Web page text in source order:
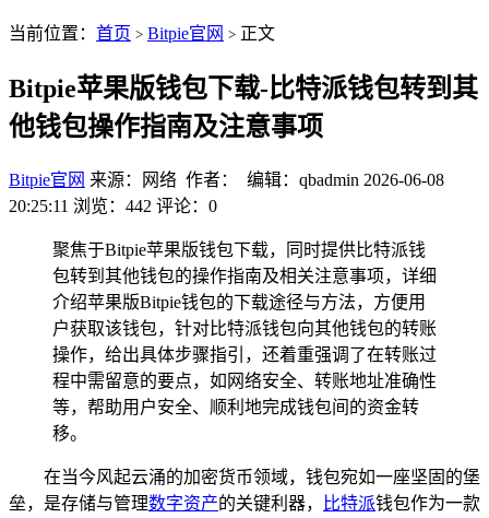
当前位置： 首页 > Bitpie官网 > 正文
Bitpie苹果版钱包下载-比特派钱包转到其
他钱包操作指南及注意事项
Bitpie官网 来源：网络 作者： 编辑：qbadmin 2026-06-08
20:25:11 浏览：442 评论：0
聚焦于Bitpie苹果版钱包下载，同时提供比特派钱
包转到其他钱包的操作指南及相关注意事项，详细
介绍苹果版Bitpie钱包的下载途径与方法，方便用
户获取该钱包，针对比特派钱包向其他钱包的转账
操作，给出具体步骤指引，还着重强调了在转账过
程中需留意的要点，如网络安全、转账地址准确性
等，帮助用户安全、顺利地完成钱包间的资金转
移。
在当今风起云涌的加密货币领域，钱包宛如一座坚固的堡
垒，是存储与管理数字资产的关键利器， 比特派钱包作为一款